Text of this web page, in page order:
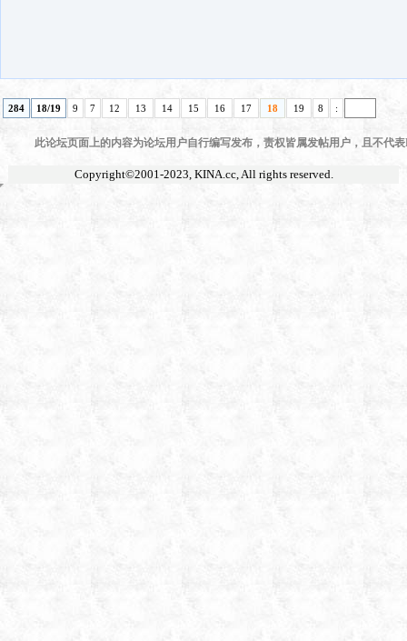
284 18/19 9 7 12 13 14 15 16 17 18 19 8 :
此论坛页面上的内容为论坛用户自行编写发布，责权皆属发帖用户，且不代
Copyright©2001-2023, KINA.cc, All rights reserved.